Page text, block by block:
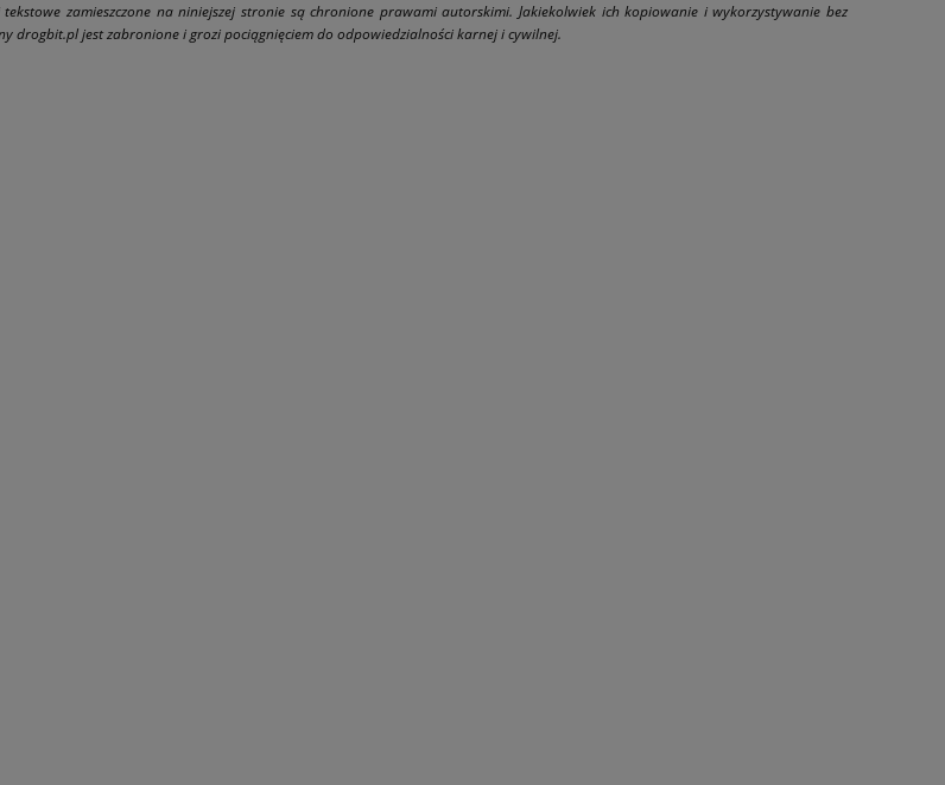
tekstowe zamieszczone na niniejszej stronie są chronione prawami autorskimi. Jakiekolwiek ich kopiowanie i wykorzystywanie bez
drogbit.pl jest zabronione i grozi pociągnięciem do odpowiedzialności karnej i cywilnej.